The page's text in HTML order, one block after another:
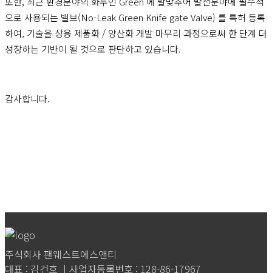
으로 사용되는 밸브(No-Leak Green Knife gate Valve) 를 특허 등록
하여, 기술을 상용 제품화 / 양산화 개발 마무리 과정으로써 한 단계 더
성장하는 기반이 될 것으로 판단하고 있습니다.
감사합니다.
주식회사 팬웨스트에스앤티
대표 : 김건호 ㅣ사업자등록번호 : 128-86-17967